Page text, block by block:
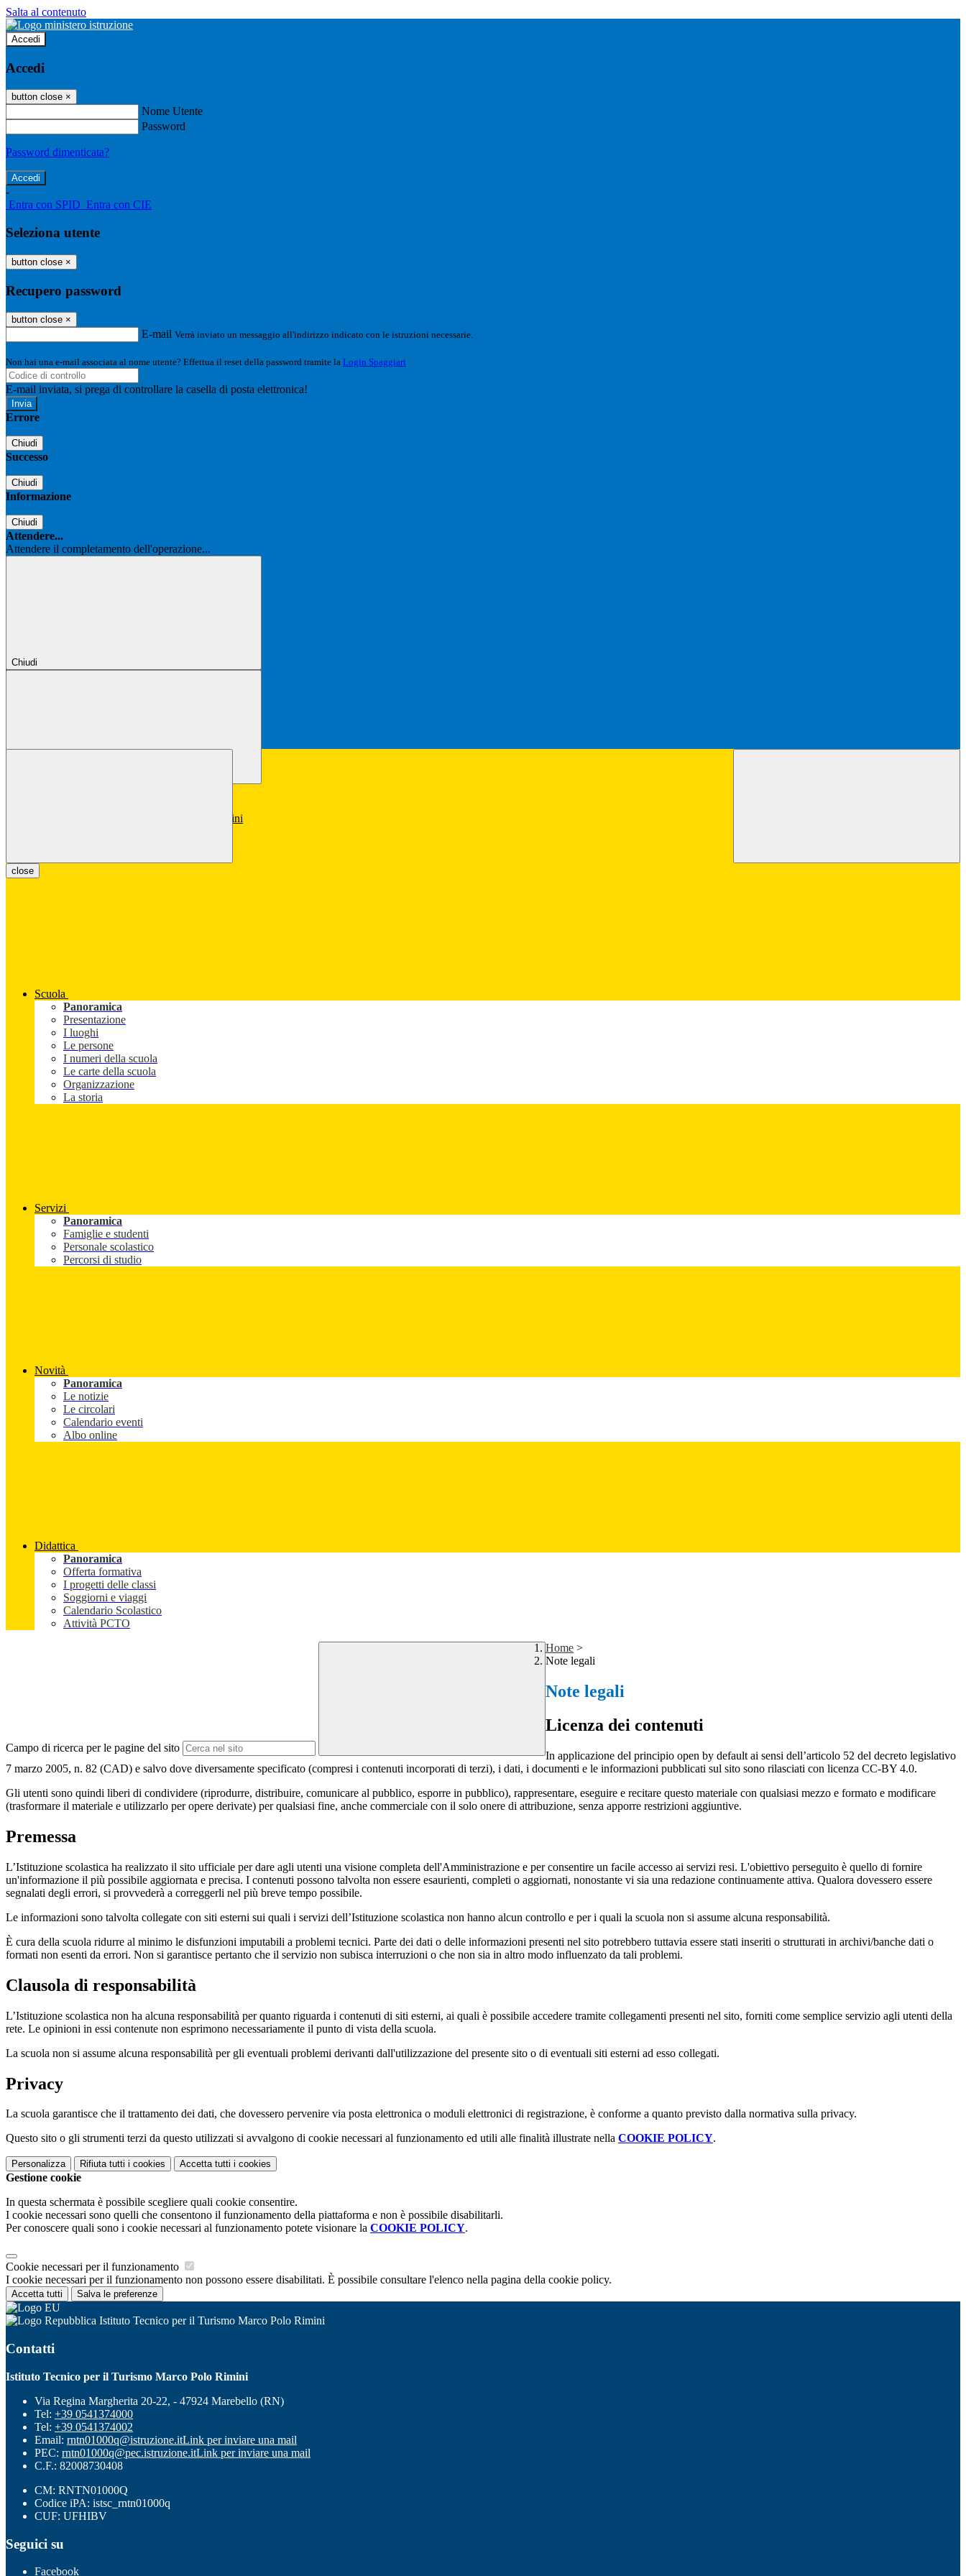
Salta al contenuto
Accedi
Accedi
button close ×
Nome Utente
Password
Password dimenticata?
-
Entra con SPID Entra con CIE
Seleziona utente
button close ×
Recupero password
button close ×
E-mail Verrà inviato un messaggio all'indirizzo indicato con le istruzioni necessarie.
Non hai una e-mail associata al nome utente? Effettua il reset della password tramite la Login Spaggiari
E-mail inviata, si prega di controllare la casella di posta elettronica!
Errore
Chiudi
Successo
Chiudi
Informazione
Chiudi
Attendere...
Attendere il completamento dell'operazione...
Chiudi
close
Scuola
Panoramica
Presentazione
I luoghi
Le persone
I numeri della scuola
Le carte della scuola
Organizzazione
La storia
Servizi
Panoramica
Famiglie e studenti
Personale scolastico
Percorsi di studio
Novità
Panoramica
Le notizie
Le circolari
Calendario eventi
Albo online
Didattica
Panoramica
Offerta formativa
I progetti delle classi
Soggiorni e viaggi
Calendario Scolastico
Attività PCTO
Campo di ricerca per le pagine del sito
Home >
Note legali
Note legali
Licenza dei contenuti
In applicazione del principio open by default ai sensi dell’articolo 52 del decreto legislativo
7 marzo 2005, n. 82 (CAD) e salvo dove diversamente specificato (compresi i contenuti incorporati di terzi), i dati, i documenti e le informazioni pubblicati sul sito sono rilasciati con licenza CC-BY 4.0.
Gli utenti sono quindi liberi di condividere (riprodurre, distribuire, comunicare al pubblico, esporre in pubblico), rappresentare, eseguire e recitare questo materiale con qualsiasi mezzo e formato e modificare
(trasformare il materiale e utilizzarlo per opere derivate) per qualsiasi fine, anche commerciale con il solo onere di attribuzione, senza apporre restrizioni aggiuntive.
Premessa
L’Istituzione scolastica ha realizzato il sito ufficiale per dare agli utenti una visione completa dell'Amministrazione e per consentire un facile accesso ai servizi resi. L'obiettivo perseguito è quello di fornire
un'informazione il più possibile aggiornata e precisa. I contenuti possono talvolta non essere esaurienti, completi o aggiornati, nonostante vi sia una redazione continuamente attiva. Qualora dovessero essere
segnalati degli errori, si provvederà a correggerli nel più breve tempo possibile.
Le informazioni sono talvolta collegate con siti esterni sui quali i servizi dell’Istituzione scolastica non hanno alcun controllo e per i quali la scuola non si assume alcuna responsabilità.
È cura della scuola ridurre al minimo le disfunzioni imputabili a problemi tecnici. Parte dei dati o delle informazioni presenti nel sito potrebbero tuttavia essere stati inseriti o strutturati in archivi/banche dati o
formati non esenti da errori. Non si garantisce pertanto che il servizio non subisca interruzioni o che non sia in altro modo influenzato da tali problemi.
Clausola di responsabilità
L’Istituzione scolastica non ha alcuna responsabilità per quanto riguarda i contenuti di siti esterni, ai quali è possibile accedere tramite collegamenti presenti nel sito, forniti come semplice servizio agli utenti della
rete. Le opinioni in essi contenute non esprimono necessariamente il punto di vista della scuola.
La scuola non si assume alcuna responsabilità per gli eventuali problemi derivanti dall'utilizzazione del presente sito o di eventuali siti esterni ad esso collegati.
Privacy
La scuola garantisce che il trattamento dei dati, che dovessero pervenire via posta elettronica o moduli elettronici di registrazione, è conforme a quanto previsto dalla normativa sulla privacy.
Questo sito o gli strumenti terzi da questo utilizzati si avvalgono di cookie necessari al funzionamento ed utili alle finalità illustrate nella COOKIE POLICY.
Personalizza Rifiuta tutti i cookies Accetta tutti i cookies
Gestione cookie
In questa schermata è possibile scegliere quali cookie consentire.
I cookie necessari sono quelli che consentono il funzionamento della piattaforma e non è possibile disabilitarli.
Per conoscere quali sono i cookie necessari al funzionamento potete visionare la COOKIE POLICY.
Cookie necessari per il funzionamento
I cookie necessari per il funzionamento non possono essere disabilitati. È possibile consultare l'elenco nella pagina della cookie policy.
Accetta tutti Salva le preferenze
Istituto Tecnico per il Turismo Marco Polo Rimini
Contatti
Istituto Tecnico per il Turismo Marco Polo Rimini
Via Regina Margherita 20-22, - 47924 Marebello (RN)
Tel: +39 0541374000
Tel: +39 0541374002
Email: rntn01000q@istruzione.itLink per inviare una mail
PEC: rntn01000q@pec.istruzione.itLink per inviare una mail
C.F.: 82008730408
CM: RNTN01000Q
Codice iPA: istsc_rntn01000q
CUF: UFHIBV
Seguici su
Facebook